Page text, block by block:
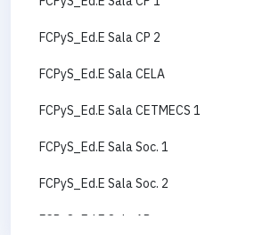
FCPyS_Ed.E Sala CP 2
FCPyS_Ed.E Sala CELA
FCPyS_Ed.E Sala CETMECS 1
FCPyS_Ed.E Sala Soc. 1
FCPyS_Ed.E Sala Soc. 2
FCPyS_Ed.E Sala AP